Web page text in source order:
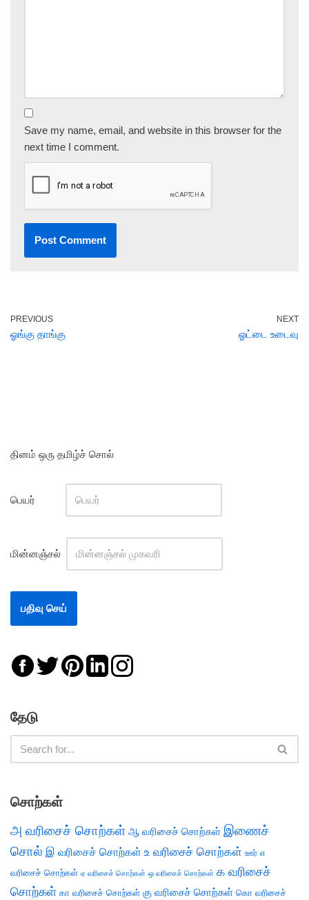
Save my name, email, and website in this browser for the
next time I comment.
PREVIOUS
ஓங்கு தாங்கு
NEXT
ஓட்டை உடைவு
தினம் ஒரு தமிழ்ச் சொல்
பெயர்
மின்னஞ்சல்
தேடு
சொற்கள்
அ வரிசைச் சொற்கள் ஆ வரிசைச் சொற்கள் இணைச்
சொல் இ வரிசைச் சொற்கள் உ வரிசைச் சொற்கள் ஊர் எ
வரிசைச் சொற்கள் ஏ வரிசைச் சொற்கள் ஒ வரிசைச் சொற்கள் க வரிசைச்
சொற்கள் கா வரிசைச் சொற்கள் கு வரிசைச் சொற்கள் கொ வரிசைச்